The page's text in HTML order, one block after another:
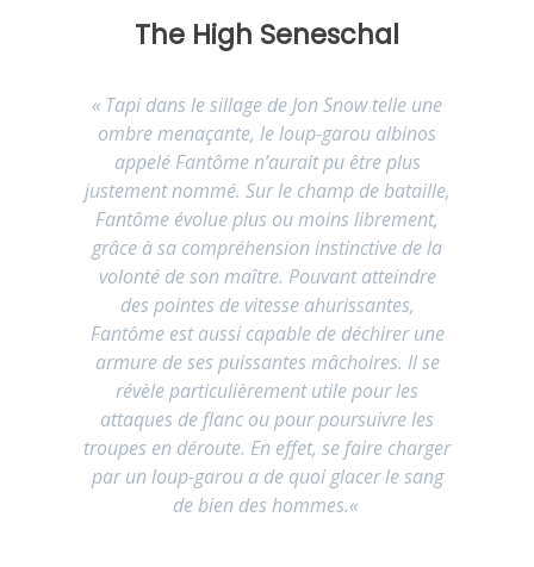
The High Seneschal
« Tapi dans le sillage de Jon Snow telle une
ombre menaçante, le loup-garou albinos
appelé Fantôme n’aurait pu être plus
justement nommé. Sur le champ de bataille,
Fantôme évolue plus ou moins librement,
grâce à sa compréhension instinctive de la
volonté de son maître. Pouvant atteindre
des pointes de vitesse ahurissantes,
Fantôme est aussi capable de déchirer une
armure de ses puissantes mâchoires. Il se
révèle particulièrement utile pour les
attaques de flanc ou pour poursuivre les
troupes en déroute. En effet, se faire charger
par un loup-garou a de quoi glacer le sang
de bien des hommes.«